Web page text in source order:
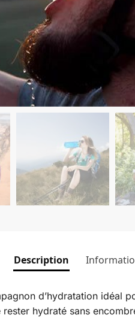
Description
d’hydratation idéal
hydraté sans